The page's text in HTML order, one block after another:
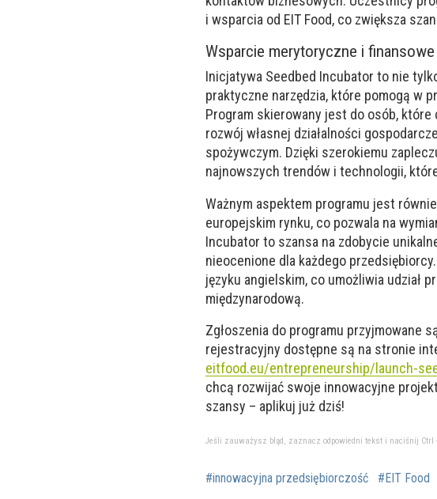
i wsparcia od EIT Food, co zwiększa
Wsparcie merytoryczne i
Inicjatywa Seedbed Incubator to nie
praktyczne narzędzia, które pomogą w
Program skierowany jest do osób,
rozwój własnej działalności
spożywczym. Dzięki szerokiemu
najnowszych trendów i technologii,
Ważnym aspektem programu jest
europejskim rynku, co pozwala na
Incubator to szansa na zdobycie
nieocenione dla każdego
języku angielskim, co umożliwia udział
międzynarodową.
Zgłoszenia do programu przyjmowane
rejestracyjny dostępne są na stronie
eitfood.eu/entrepreneurship/launch-
chcą rozwijać swoje innowacyjne
szansy – aplikuj już dziś!
Jeśli zauważysz błąd, zaznacz odpowiedni tekst i naciśnij Ctrl
#innowacyjna przedsiębiorczość #EIT Food